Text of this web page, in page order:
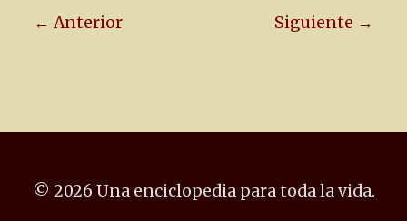
← Anterior Siguiente →
© 2026 Una enciclopedia para toda la vida.